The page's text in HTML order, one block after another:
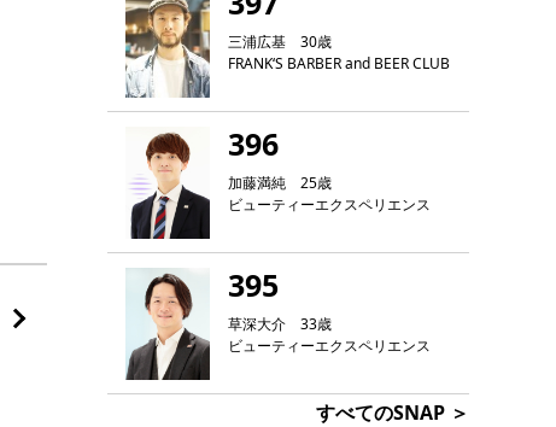
三浦広基 30歳
FRANK‘S BARBER and BEER CLUB
396
加藤満純 25歳
ビューティーエクスペリエンス
395
草深大介 33歳
ビューティーエクスペリエンス
すべてのSNAP ＞